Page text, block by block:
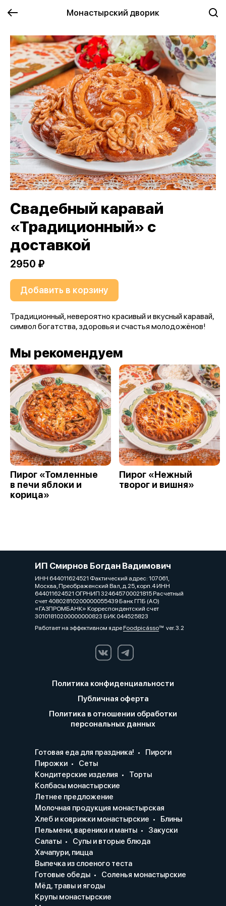
Монастырский дворик
Свадебный каравай
«Традиционный» с
доставкой
2950 ₽
Добавить в корзину
Традиционный, невероятно красивый и вкусный каравай,
символ богатства, здоровья и счастья молодожёнов!
Мы рекомендуем
Пирог «Томленные
в печи яблоки и
корица»
Пирог «Нежный
творог и вишня»
ИП Смирнов Богдан Вадимович
ИНН 644011624521 Фактический адрес: 107061,
Москва, Преображенский Вал, д.25, корп.4 ИНН
644011624521 ОГРНИП 324645700021815 Расчетный
счет 40802810200000055439 Банк ГПБ (АО)
«ГАЗПРОМБАНК» Корреспондентский счет
30101810200000000823 БИК 044525823
Работает на эффективном ядреFoodpicássover. 3.2
Политика конфиденциальности
Публичная оферта
Политика в отношении обработки
персональных данных
Готовая еда для праздника!
Пироги
Пирожки
Сеты
Кондитерские изделия
Торты
Колбасы монастырские
Летнее предложение
Молочная продукция монастырская
Хлеб и коврижки монастырские
Блины
Пельмени, вареники и манты
Закуски
Салаты
Супы и вторые блюда
Хачапури, пицца
Выпечка из слоеного теста
Готовые обеды
Соленья монастырские
Мёд, травы и ягоды
Крупы монастырские